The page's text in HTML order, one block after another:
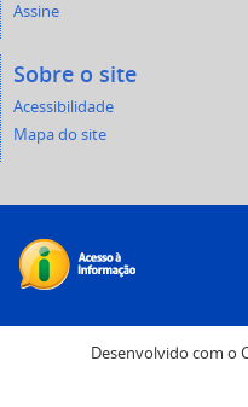
Assine
Sobre o site
Acessibilidade
Mapa do site
Desenvolvido com o